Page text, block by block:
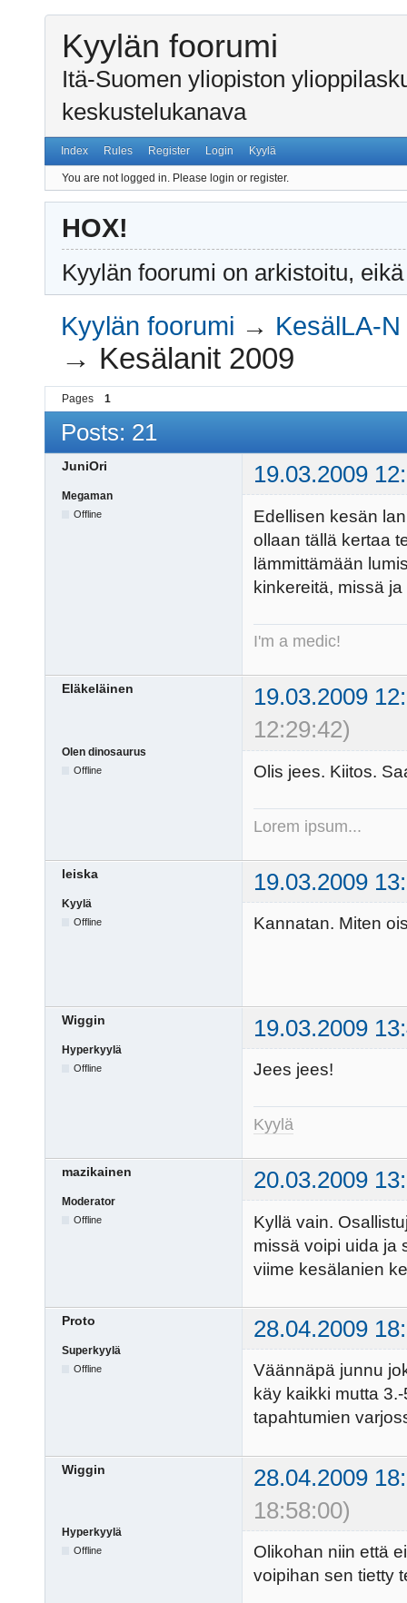
Kyylän foorumi
Itä-Suomen yliopiston
keskustelukanava
Index Rules Register Login Kyylä
You are not logged in. Please login or register.
HOX!
Kyylän foorumi on arkistoitu,
Kyylän foorumi → KesälLA-
→ Kesälanit 2009
Pages 1
Posts: 21
JuniOri 19.03.2009
Megaman
Offline
Edellisen kesän
ollaan tällä kertaa
lämmittämään
kinkereitä, missä
I'm a medic!
Eläkeläinen
19.03.2009
12:29:42)
Olen dinosaurus
Offline Olis jees. Kiitos.
Lorem ipsum...
leiska 19.03.2009
Kyylä
Offline Kannatan. Miten
Wiggin 19.03.2009
Hyperkyylä
Offline Jees jees!
Kyylä
mazikainen 20.03.2009
Moderator
Offline
Kyllä vain.
missä voipi uida ja
viime kesälanien
Proto 28.04.2009
Superkyylä
Offline
Väännäpä junnu
käy kaikki mutta
tapahtumien
Wiggin
28.04.2009
18:58:00)
Hyperkyylä
Offline
Olikohan niin että
voipihan sen tietty